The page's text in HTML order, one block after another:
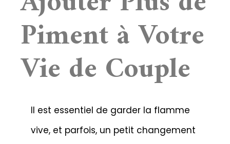
Piment à Votre
Vie de Couple
Il est essentiel de garder la flamme
vive, et parfois, un petit changement